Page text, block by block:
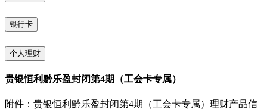
银行卡
个人理财
贵银恒利黔乐盈封闭第4期（工会卡专属）
附件：贵银恒利黔乐盈封闭第4期（工会卡专属）理财产品信